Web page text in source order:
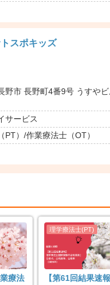
スポキッズ
野市 長野町4番9号 うすや
サービス
PT）/作業療法士（OT）
療法
【第61回結果速